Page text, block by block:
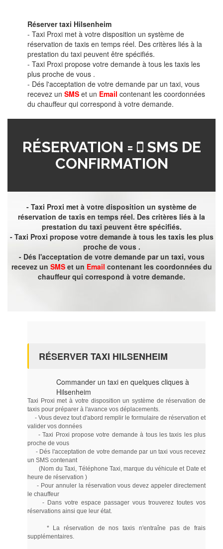
Réserver taxi Hilsenheim
- Taxi Proxi met à votre disposition un système de
réservation de taxis en temps réel. Des critères liés à la
prestation du taxi peuvent être spécifiés.
- Taxi Proxi propose votre demande à tous les taxis les
plus proche de vous .
- Dés l'acceptation de votre demande par un taxi, vous
recevez un SMS et un Email contenant les coordonnées
du chauffeur qui correspond à votre demande.
RÉSERVATION =
SMS DE
CONFIRMATION
- Taxi Proxi met à votre disposition un système de
réservation de taxis en temps réel. Des critères liés à la
prestation du taxi peuvent être spécifiés.
- Taxi Proxi propose votre demande à tous les taxis les plus
proche de vous .
- Dés l'acceptation de votre demande par un taxi, vous
recevez un SMSet un Email contenant les coordonnées du
chauffeur qui correspond à votre demande.
RÉSERVER TAXI HILSENHEIM
Commander un taxi en quelques cliques à
Hilsenheim
Taxi Proxi met à votre disposition un système de réservation de
taxis pour préparer à l'avance vos déplacements.
- Vous devez tout d'abord remplir le formulaire de réservation et
valider vos données
- Taxi Proxi propose votre demande à tous les taxis les plus
proche de vous
- Dés l'acceptation de votre demande par un taxi vous recevez
un SMS contenant
(Nom du Taxi, Téléphone Taxi, marque du véhicule et Date et
heure de réservation )
- Pour annuler la réservation vous devez appeler directement
le chauffeur
- Dans votre espace passager vous trouverez toutes vos
réservations ainsi que leur état.
* La réservation de nos taxis n'entraîne pas de frais
supplémentaires.